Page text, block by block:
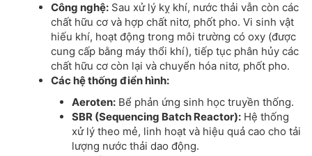
Công nghệ: Sau xử lý kỵ khí, nước thải vẫn còn các
chất hữu cơ và hợp chất nitơ, phốt pho. Vi sinh vật
hiếu khí, hoạt động trong môi trường có oxy (được
cung cấp bằng máy thổi khí), tiếp tục phân hủy các
chất hữu cơ còn lại và chuyển hóa nitơ, phốt pho.
Các hệ thống điển hình:
Aeroten: Bể phản ứng sinh học truyền thống.
SBR (Sequencing Batch Reactor): Hệ thống
xử lý theo mẻ, linh hoạt và hiệu quả cao cho tải
lượng nước thải dao động.